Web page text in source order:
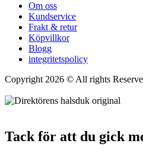
Om oss
Kundservice
Frakt & retur
Köpvillkor
Blogg
integritetspolicy
Copyright 2026 © All rights
Tack för att du gick